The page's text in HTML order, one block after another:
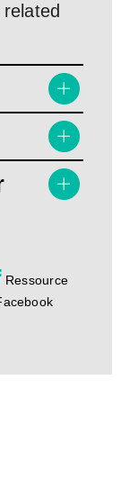
Ressource